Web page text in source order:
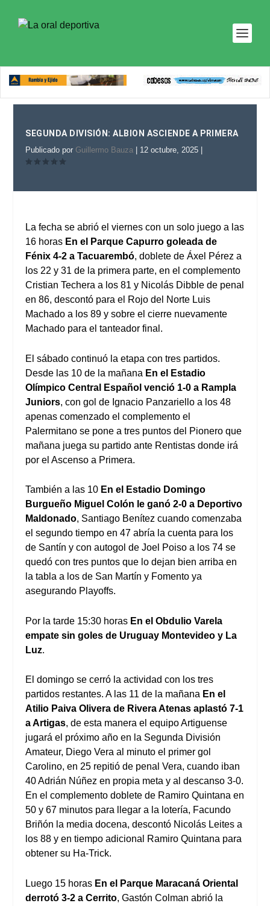
SEGUNDA DIVISIÓN: ALBION ASCIENDE A PRIMERA
Publicado por Guillermo Bauza 12 octubre, 2025
La fecha se abrió el viernes con un solo juego a las
16 horas En el Parque Capurro goleada de
Fénix 4-2 a Tacuarembó, doblete de Áxel Pérez a
los 22 y 31 de la primera parte, en el complemento
Cristian Techera a los 81 y Nicolás Dibble de penal
en 86, descontó para el Rojo del Norte Luis
Machado a los 89 y sobre el cierre nuevamente
Machado para el tanteador final.
El sábado continuó la etapa con tres partidos.
Desde las 10 de la mañana En el Estadio
Olímpico Central Español venció 1-0 a Rampla
Juniors, con gol de Ignacio Panzariello a los 48
apenas comenzado el complemento el
Palermitano se pone a tres puntos del Pionero que
mañana juega su partido ante Rentistas donde irá
por el Ascenso a Primera.
También a las 10 En el Estadio Domingo
Burgueño Miguel Colón le ganó 2-0 a Deportivo
Maldonado, Santiago Benítez cuando comenzaba
el segundo tiempo en 47 abría la cuenta para los
de Santín y con autogol de Joel Poiso a los 74 se
quedó con tres puntos que lo dejan bien arriba en
la tabla a los de San Martín y Fomento ya
asegurando Playoffs.
Por la tarde 15:30 horas En el Obdulio Varela
empate sin goles de Uruguay Montevideo y La
Luz.
El domingo se cerró la actividad con los tres
partidos restantes. A las 11 de la mañana En el
Atilio Paiva Olivera de Rivera Atenas aplastó 7-1
a Artigas, de esta manera el equipo Artiguense
jugará el próximo año en la Segunda División
Amateur, Diego Vera al minuto el primer gol
Carolino, en 25 repitió de penal Vera, cuando iban
40 Adrián Núñez en propia meta y al descanso 3-0.
En el complemento doblete de Ramiro Quintana en
50 y 67 minutos para llegar a la lotería, Facundo
Briñón la media docena, descontó Nicolás Leites a
los 88 y en tiempo adicional Ramiro Quintana para
obtener su Ha-Trick.
Luego 15 horas En el Parque Maracaná Oriental
derrotó 3-2 a Cerrito, Gastón Colman abrió la